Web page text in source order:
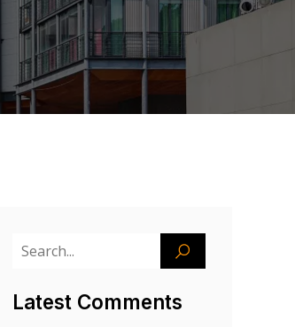
Latest Comments